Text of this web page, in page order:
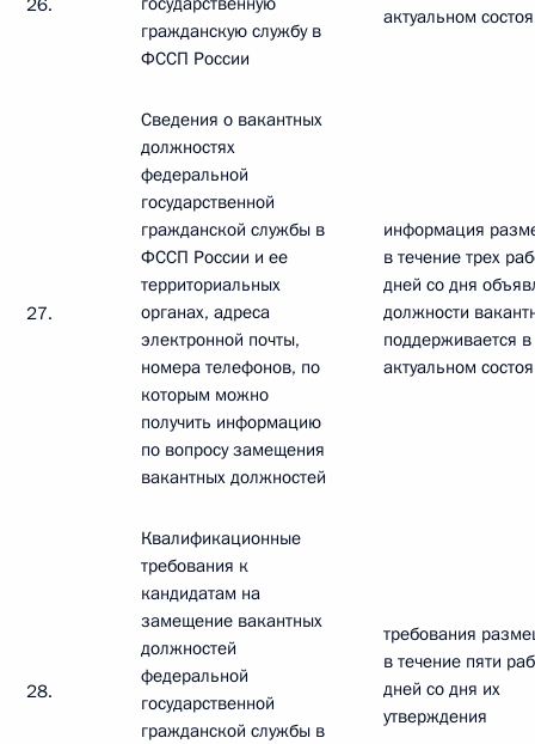
26.
гражданскую службу в
ФССП России
актуальном
27.
Сведения о вакантных
должностях
федеральной
государственной
гражданской службы в
ФССП России и ее
территориальных
органах, адреса
электронной почты,
номера телефонов, по
которым можно
получить информацию
по вопросу замещения
вакантных должностей
информация
в течение трех
дней со дня
должности
поддерживается в
актуальном
28.
Квалификационные
требования к
кандидатам на
замещение вакантных
должностей
федеральной
государственной
гражданской службы в
требования
в течение пяти
дней со дня их
утверждения